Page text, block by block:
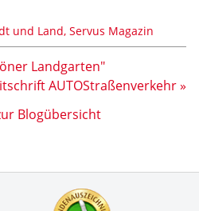
und Land Servus Magazin
Landgarten"
AUTOStraßenverkehr »
Blogübersicht
Zertifikate